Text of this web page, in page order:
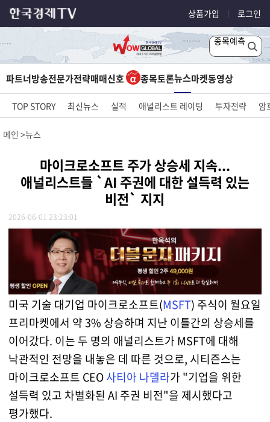
상품가입 로그인
종목예측
파트너방송전문가전략매매신호 종목토론뉴스마켓동영상
TOP STORY 최신뉴스 실적 애널리스트 레이팅 투자전략 암
메인 뉴스
마이크로소프트 주가 상승세 지속...
애널리스트들 `AI 주권에 대한 설득력 있는
비전` 지지
2026-06-01 23:23:01
미국 기술 대기업 마이크로소프트(MSFT) 주식이 월요일
프리마켓에서 약 3% 상승하며 지난 이틀간의 상승세를
이어갔다. 이는 두 명의 애널리스트가 MSFT에 대해
낙관적인 전망을 내놓은 데 따른 것으로, 시티즌스는
마이크로소프트 CEO사티아 나델라가 "기업을 위한
설득력 있고 차별화된 AI 주권 비전"을 제시했다고
평가했다.